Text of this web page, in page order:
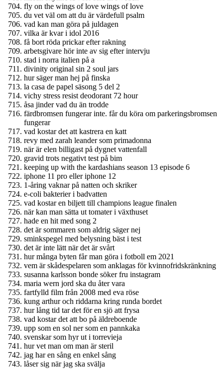
fly on the wings of love wings of love
du vet väl om att du är värdefull psalm
vad kan man göra på juldagen
vilka är kvar i idol 2016
få bort röda prickar efter rakning
arbetsgivare hör inte av sig efter intervju
stad i norra italien på a
divinity original sin 2 soul jars
hur säger man hej på finska
la casa de papel säsong 5 del 2
vichy stress resist deodorant 72 hour
åsa jinder vad du än trodde
färdbromsen fungerar inte. får du köra om parkeringsbromsen
fungerar
vad kostar det att kastrera en katt
revy med zarah leander som primadonna
när är elen billigast på dygnet vattenfall
gravid trots negativt test på bim
keeping up with the kardashians season 13 episode 6
iphone 11 pro eller iphone 12
1-åring vaknar på natten och skriker
e-coli bakterier i badvatten
vad kostar en biljett till champions league finalen
när kan man sätta ut tomater i växthuset
hade en hit med song 2
det är sommaren som aldrig säger nej
sminkspegel med belysning bäst i test
det är inte lätt när det är svårt
hur många byten får man göra i fotboll em 2021
vem är skådespelaren som anklagas för kvinnofridskränkning
susanna karlsson bonde söker fru instagram
maria wern jord ska du åter vara
fartfylld film från 2008 med eva röse
kung arthur och riddarna kring runda bordet
hur lång tid tar det för en sjö att frysa
vad kostar det att bo på äldreboende
upp som en sol ner som en pannkaka
svenskar som hyr ut i torrevieja
hur vet man om man är steril
jag har en sång en enkel sång
låser sig när jag ska svälja